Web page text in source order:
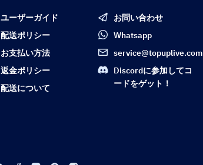
ユーザーガイド
配送ポリシー
お支払い方法
返金ポリシー
配送について
お問い合わせ
Whatsapp
service@topuplive.com
Discordに参加してコ
ードをゲット！